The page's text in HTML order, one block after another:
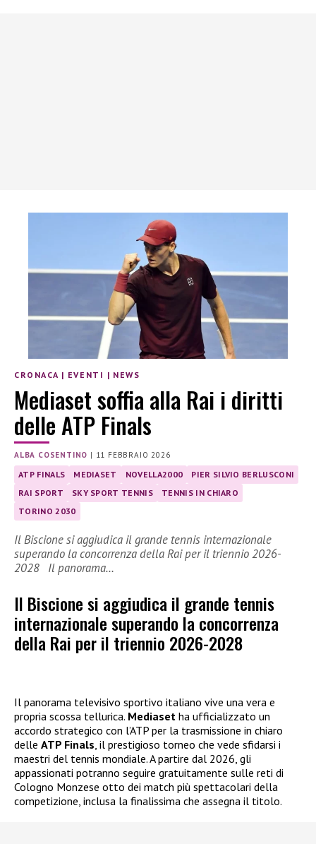
CRONACA | EVENTI | NEWS
Mediaset soffia alla Rai i diritti
delle ATP Finals
ALBA COSENTINO | 11 FEBBRAIO 2026
ATP FINALS MEDIASET NOVELLA2000
PIER SILVIO BERLUSCONI
RAI SPORT
SKY SPORT TENNIS
TENNIS IN CHIARO
TORINO 2030
Il Biscione si aggiudica il grande tennis internazionale
superando la concorrenza della Rai per il triennio 2026-
2028 Il panorama…
Il Biscione si aggiudica il grande tennis
internazionale superando la concorrenza
della Rai per il triennio 2026-2028
Il panorama televisivo sportivo italiano vive una vera e
propria scossa tellurica. Mediaset ha ufficializzato un
accordo strategico con l’ATP per la trasmissione in chiaro
delle ATP Finals, il prestigioso torneo che vede sfidarsi i
maestri del tennis mondiale. A partire dal 2026, gli
appassionati potranno seguire gratuitamente sulle reti di
Cologno Monzese otto dei match più spettacolari della
competizione, inclusa la finalissima che assegna il titolo.